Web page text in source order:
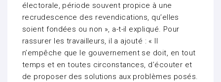
électorale, période souvent propice à une
recrudescence des revendications, qu’elles
soient fondées ou non », a-t-il expliqué. Pour
rassurer les travailleurs, il a ajouté : « Il
n’empêche que le gouvernement se doit, en tout
temps et en toutes circonstances, d’écouter et
de proposer des solutions aux problèmes posés.